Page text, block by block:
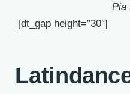
Pia
[dt_gap height=”30″]